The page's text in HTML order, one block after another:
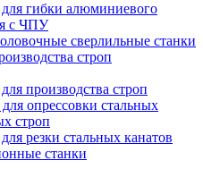
гибки алюминиевого
с ЧПУ
сверлильные станки
строп
производства строп
опрессовки стальных
строп
резки стальных канатов
станки